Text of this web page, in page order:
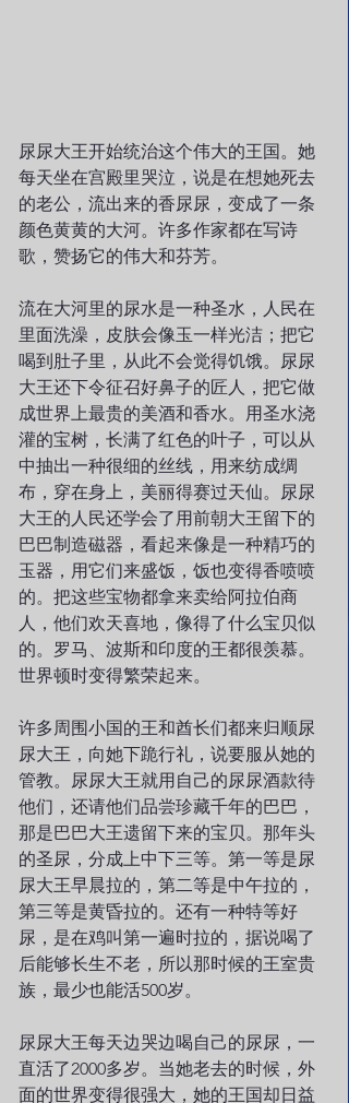
尿尿大王开始统治这个伟大的王国。她
每天坐在宫殿里哭泣，说是在想她死去
的老公，流出来的香尿尿，变成了一条
颜色黄黄的大河。许多作家都在写诗
歌，赞扬它的伟大和芬芳。
流在大河里的尿水是一种圣水，人民在
里面洗澡，皮肤会像玉一样光洁；把它
喝到肚子里，从此不会觉得饥饿。尿尿
大王还下令征召好鼻子的匠人，把它做
成世界上最贵的美酒和香水。用圣水浇
灌的宝树，长满了红色的叶子，可以从
中抽出一种很细的丝线，用来纺成绸
布，穿在身上，美丽得赛过天仙。尿尿
大王的人民还学会了用前朝大王留下的
巴巴制造磁器，看起来像是一种精巧的
玉器，用它们来盛饭，饭也变得香喷喷
的。把这些宝物都拿来卖给阿拉伯商
人，他们欢天喜地，像得了什么宝贝似
的。罗马、波斯和印度的王都很羡慕。
世界顿时变得繁荣起来。
许多周围小国的王和酋长们都来归顺尿
尿大王，向她下跪行礼，说要服从她的
管教。尿尿大王就用自己的尿尿酒款待
他们，还请他们品尝珍藏千年的巴巴，
那是巴巴大王遗留下来的宝贝。那年头
的圣尿，分成上中下三等。第一等是尿
尿大王早晨拉的，第二等是中午拉的，
第三等是黄昏拉的。还有一种特等好
尿，是在鸡叫第一遍时拉的，据说喝了
后能够长生不老，所以那时候的王室贵
族，最少也能活500岁。
尿尿大王每天边哭边喝自己的尿尿，一
直活了2000多岁。当她老去的时候，外
面的世界变得很强大，她的王国却日益